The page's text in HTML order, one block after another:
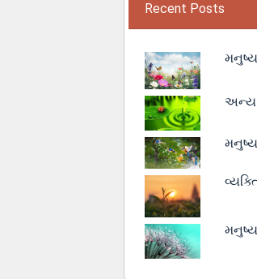
Recent Posts
અન્ય
મનુષ્ય